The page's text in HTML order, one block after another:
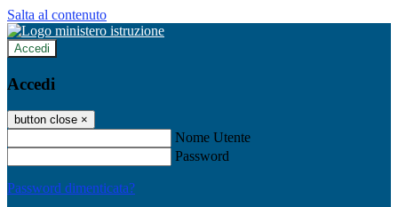
Salta al contenuto
Accedi
Accedi
button close ×
Nome Utente
Password
Password dimenticata?